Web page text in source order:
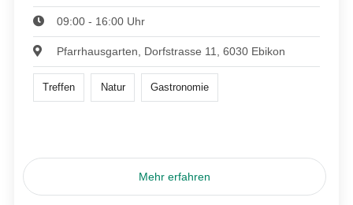
09:00 - 16:00 Uhr
Pfarrhausgarten, Dorfstrasse 11, 6030 Ebikon
Treffen Natur Gastronomie
Mehr erfahren